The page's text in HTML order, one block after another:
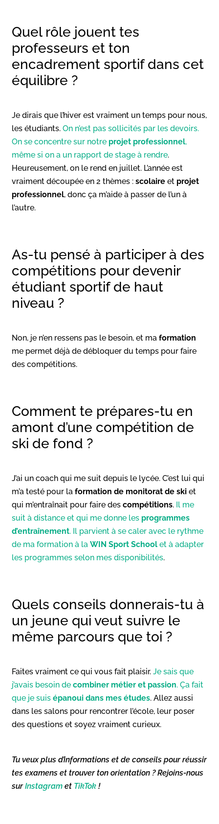
Quel rôle jouent tes
professeurs et ton
encadrement sportif dans cet
équilibre ?
Je dirais que l’hiver est vraiment un temps pour nous,
les étudiants. On n’est pas sollicités par les devoirs.
On se concentre sur notre projet professionnel,
même si on a un rapport de stage à rendre.
Heureusement, on le rend en juillet. L’année est
vraiment découpée en 2 thèmes : scolaire et projet
professionnel, donc ça m’aide à passer de l’un à
l’autre.
As-tu pensé à participer à des
compétitions pour devenir
étudiant sportif de haut
niveau ?
Non, je n’en ressens pas le besoin, et ma formation
me permet déjà de débloquer du temps pour faire
des compétitions.
Comment te prépares-tu en
amont d’une compétition de
ski de fond ?
J’ai un coach qui me suit depuis le lycée. C’est lui qui
m’a testé pour la formation de monitorat de ski et
qui m’entraînait pour faire des compétitions. Il me
suit à distance et qui me donne les programmes
d’entraînement. Il parvient à se caler avec le rythme
de ma formation à la WIN Sport School et à adapter
les programmes selon mes disponibilités.
Quels conseils donnerais-tu à
un jeune qui veut suivre le
même parcours que toi ?
Faites vraiment ce qui vous fait plaisir. Je sais que
j’avais besoin de combiner métier et passion. Ça fait
que je suis épanoui dans mes études. Allez aussi
dans les salons pour rencontrer l’école, leur poser
des questions et soyez vraiment curieux.
Tu veux plus d’informations et de conseils pour réussir
tes examens et trouver ton orientation ? Rejoins-nous
surInstagram et TikTok !